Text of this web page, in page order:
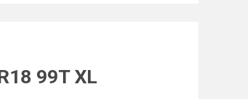
99T XL